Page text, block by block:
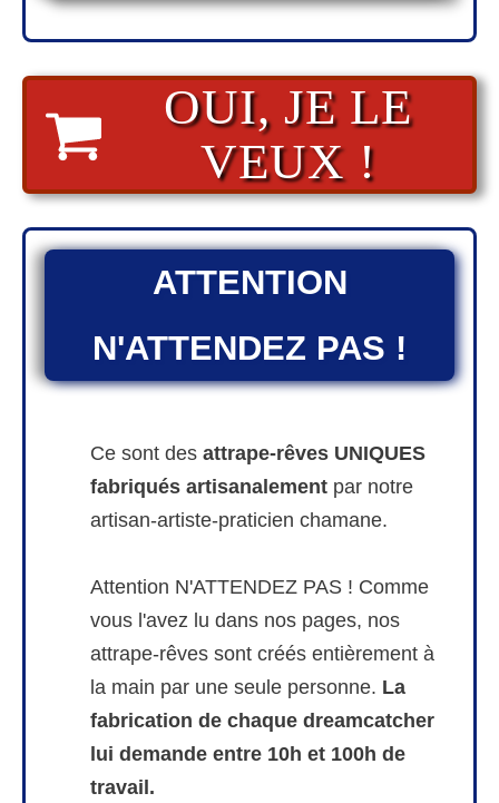
OUI, JE LE
VEUX !
ATTENTION
N'ATTENDEZ PAS !
Ce sont des attrape-rêves UNIQUES
fabriqués artisanalement par notre
artisan-artiste-praticien chamane.
Attention N'ATTENDEZ PAS ! Comme
vous l'avez lu dans nos pages, nos
attrape-rêves sont créés entièrement à
la main par une seule personne. La
fabrication de chaque dreamcatcher
lui demande entre 10h et 100h de
travail.